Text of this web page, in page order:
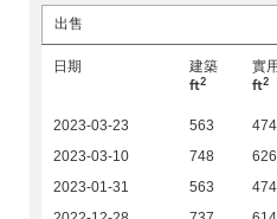
出售
日期
建築
ft2
實
ft2
2023-03-23 563 474
2023-03-10 748 626
2023-01-31 563 474